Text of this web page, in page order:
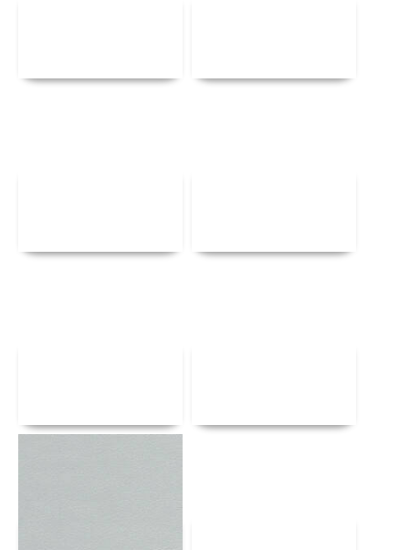
Αναλυτικά Αναλυτικά
Αναλυτικά Αναλυτικά
Αναλυτικά Αναλυτικά